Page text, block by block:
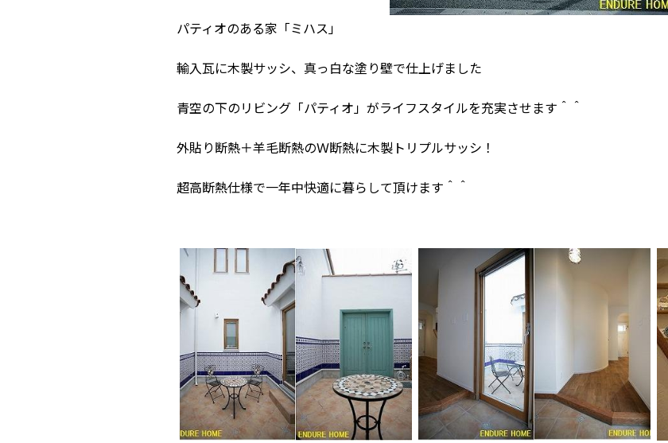
パティオのある家「ミハス」
輸入瓦に木製サッシ、真っ白な塗り壁で仕上げました
青空の下のリビング「パティオ」がライフスタイルを充実させます＾＾
外貼り断熱＋羊毛断熱のＷ断熱に木製トリプルサッシ！
超高断熱仕様で一年中快適に暮らして頂けます＾＾